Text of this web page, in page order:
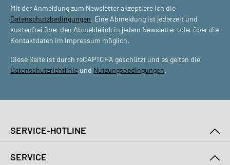
Mit der Anmeldung zum Newsletter akzeptiere ich die
Datenschutzbedingungen. Eine Abmeldung ist jederzeit und
kostenfrei über den Abmeldelink in jedem Newsletter oder über die
Kontaktdaten im Impressum möglich.
Diese Seite ist durch reCAPTCHA geschützt und es gelten die
Datenschutzrichtlinie und Nutzungsbedingungen.
SERVICE-HOTLINE
SERVICE